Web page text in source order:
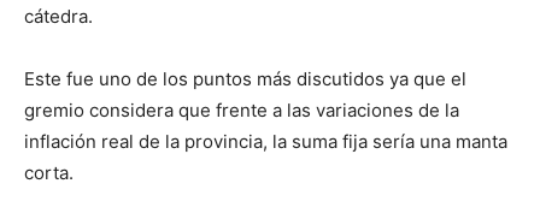
cátedra.
Este fue uno de los puntos más discutidos ya que el
gremio considera que frente a las variaciones de la
inflación real de la provincia, la suma fija sería una manta
corta.